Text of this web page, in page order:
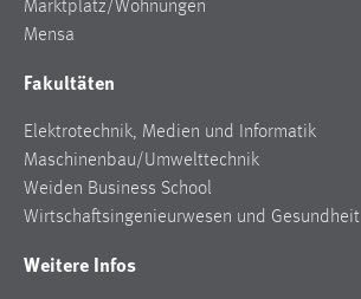
Marktplatz/Wohnungen
Mensa
Fakultäten
Elektrotechnik, Medien und Informatik
Maschinenbau/Umwelttechnik
Weiden Business School
Wirtschaftsingenieurwesen und Gesundheit
Weitere Infos